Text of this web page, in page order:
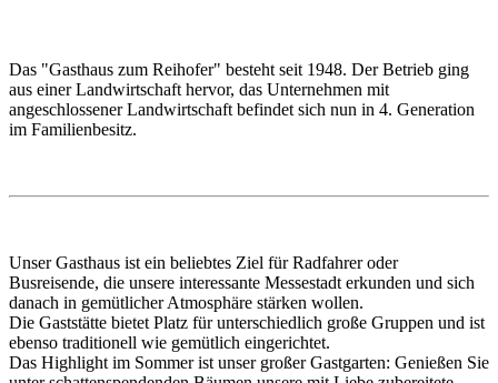
Das "Gasthaus zum Reihofer" besteht seit 1948. Der Betrieb ging
aus einer Landwirtschaft hervor, das Unternehmen mit
angeschlossener Landwirtschaft befindet sich nun in 4. Generation
im Familienbesitz.
Unser Gasthaus ist ein beliebtes Ziel für Radfahrer oder
Busreisende, die unsere interessante Messestadt erkunden und sich
danach in gemütlicher Atmosphäre stärken wollen.
Die Gaststätte bietet Platz für unterschiedlich große Gruppen und ist
ebenso traditionell wie gemütlich eingerichtet.
Das Highlight im Sommer ist unser großer Gastgarten: Genießen Sie